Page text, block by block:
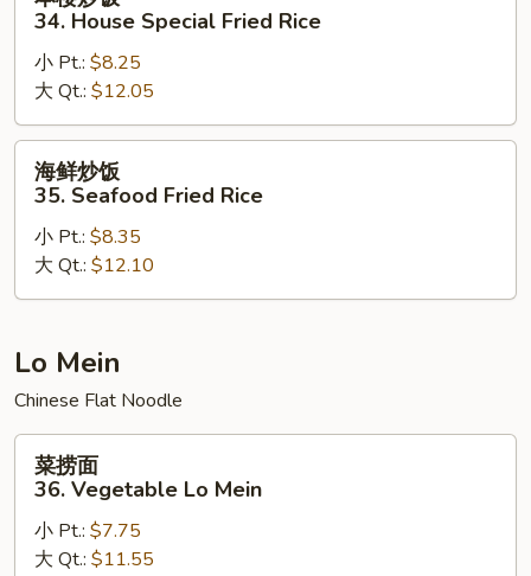
34.
House
Special
Fried
Rice
34. House Special Fried Rice
小 Pt.: $8.25
大 Qt.: $12.05
35.
Seafood
Rice
海鲜炒饭
35. Seafood Fried Rice
小 Pt.: $8.35
大 Qt.: $12.10
Lo Mein
Chinese Flat Noodle
36.
Vegetable
菜捞面
36. Vegetable Lo Mein
小 Pt.: $7.75
大 Qt.: $11.55